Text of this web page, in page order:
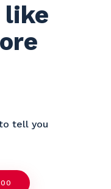
like
tell you